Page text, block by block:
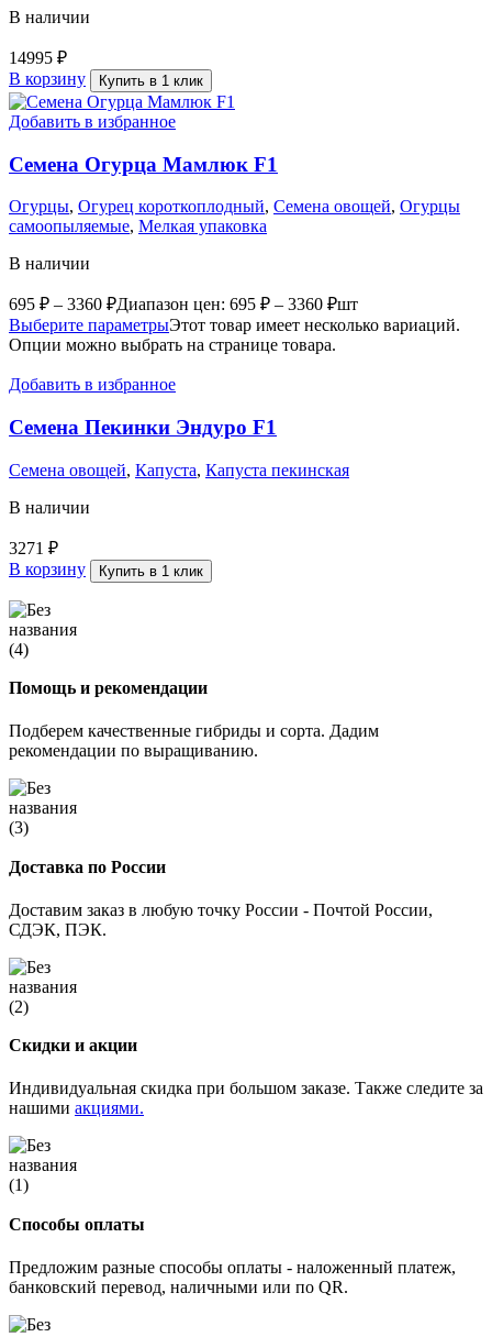
В наличии
14995 ₽
В корзину
Купить в 1 клик
Добавить в избранное
Семена Огурца Мамлюк F1
Огурцы, Огурец короткоплодный, Семена овощей, Огурцы
самоопыляемые, Мелкая упаковка
В наличии
695 ₽ – 3360 ₽Диапазон цен: 695 ₽ – 3360 ₽шт
Выберите параметрыЭтот товар имеет несколько вариаций.
Опции можно выбрать на странице товара.
Добавить в избранное
Семена Пекинки Эндуро F1
Семена овощей, Капуста, Капуста пекинская
В наличии
3271 ₽
В корзину
Купить в 1 клик
Помощь и рекомендации
Подберем качественные гибриды и сорта. Дадим
рекомендации по выращиванию.
Доставка по России
Доставим заказ в любую точку России - Почтой России,
СДЭК, ПЭК.
Скидки и акции
Индивидуальная скидка при большом заказе. Также следите за
нашими акциями.
Способы оплаты
Предложим разные способы оплаты - наложенный платеж,
банковский перевод, наличными или по QR.